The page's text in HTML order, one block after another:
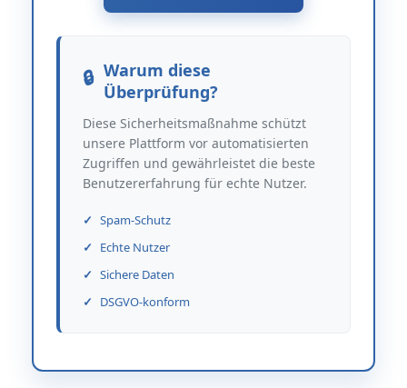
Warum diese
Überprüfung?
Diese Sicherheitsmaßnahme schützt
unsere Plattform vor automatisierten
Zugriffen und gewährleistet die beste
Benutzererfahrung für echte Nutzer.
Spam-Schutz
Echte Nutzer
Sichere Daten
DSGVO-konform